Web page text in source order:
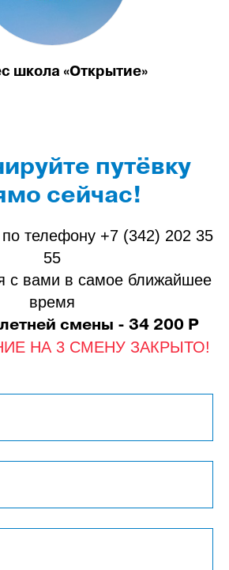
школа «Открытие»
путёвку
сейчас!
телефону +7 (342) 202 35
55
с вами в самое ближайшее
время
смены - 34 200 Р
НА 3 СМЕНУ ЗАКРЫТО!